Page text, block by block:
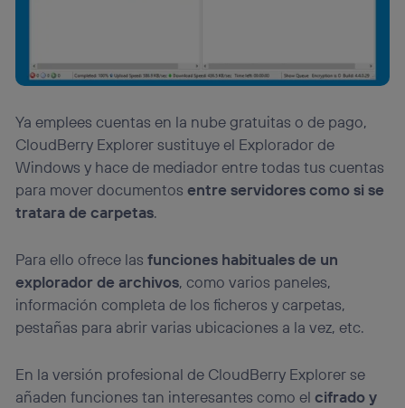
Ya emplees cuentas en la nube gratuitas o de pago,
CloudBerry Explorer sustituye el Explorador de
Windows y hace de mediador entre todas tus cuentas
para mover documentosentre servidores como si se
tratara de carpetas.
Para ello ofrece lasfunciones habituales de un
explorador de archivos, como varios paneles,
información completa de los ficheros y carpetas,
pestañas para abrir varias ubicaciones a la vez, etc.
En la versión profesional de CloudBerry Explorer se
añaden funciones tan interesantes como elcifrado y